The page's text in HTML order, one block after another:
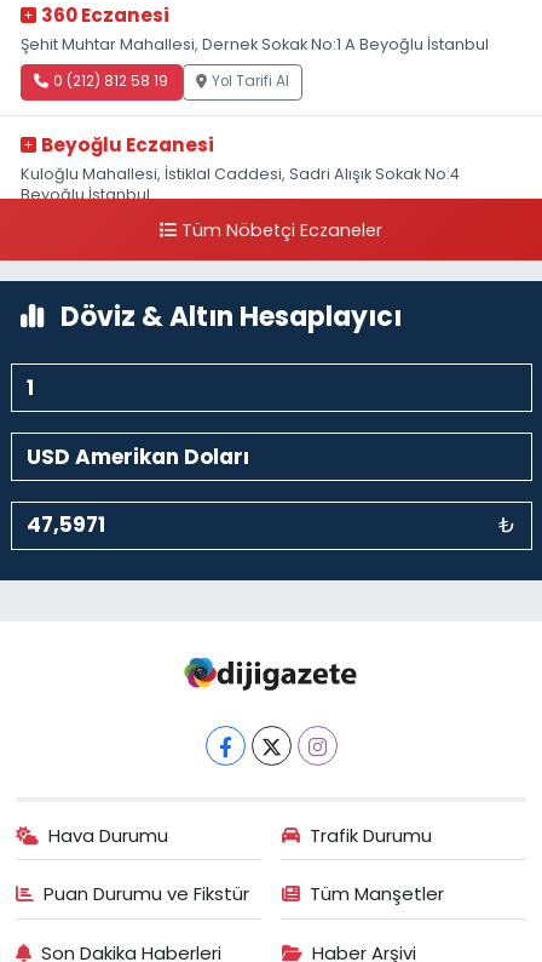
360 Eczanesi
Şehit Muhtar Mahallesi, Dernek Sokak No:1 A Beyoğlu İstanbul
0 (212) 812 58 19 Yol Tarifi Al
Beyoğlu Eczanesi
Kuloğlu Mahallesi, İstiklal Caddesi, Sadri Alışık Sokak No:4
Beyoğlu İstanbul
0 (212) 522 03 18 Yol Tarifi Al
Kalyoncu Kulluğu Mahallesi, Tarlabaşı Bulvarı No:256 Tarlabaşı
Serpil Eczanesi
Cihangir Mahallesi, Cihangir Caddesi No:37 Cihangir Beyoğlu
0 (212) 251 26 83
Yol Tarifi Al
Tüm Nöbetçi Eczaneler
Döviz & Altın Hesaplayıcı
₺
Hava Durumu Trafik Durumu
Puan Durumu ve Fikstür Tüm Manşetler
Son Dakika Haberleri Haber Arşivi